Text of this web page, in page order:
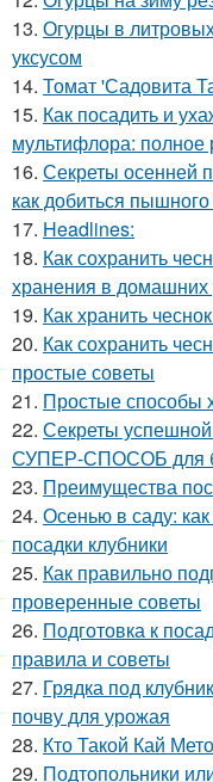
13. Огурцы в
уксусом
14. Томат 'Садовита
15. Как посадить и
мультифлора: полное
16. Секреты осенней
как добиться
17. Headlines:
18. Как сохранить
хранения в домашних
19. Как хранить
20. Как сохранить
простые советы
21. Простые способы
22. Секреты
СУПЕР-СПОСОБ для
23. Преимущества
24. Осенью в саду:
посадки клубники
25. Как правильно
проверенные советы
26. Подготовка к
правила и советы
27. Грядка под
почву для урожая
28. Кто Такой Кай
29. Подтопольники